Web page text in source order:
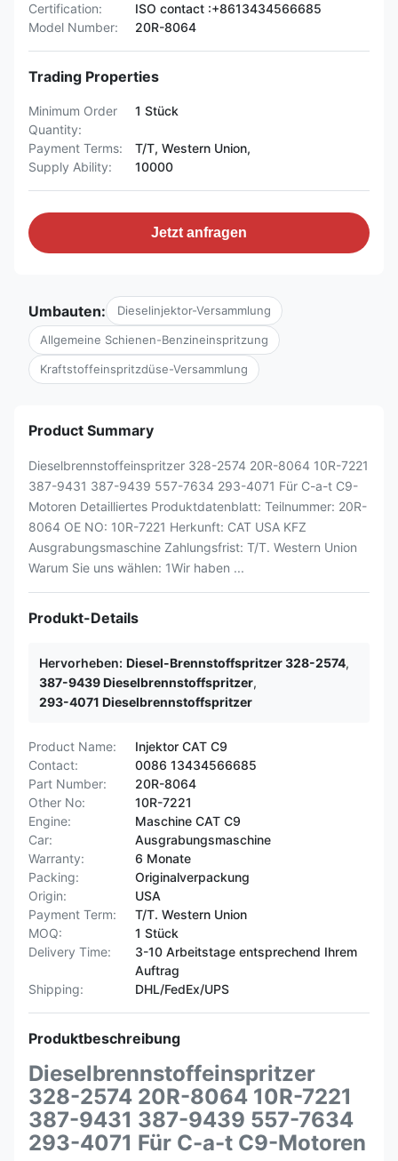
Certification:
ISO contact :+8613434566685
Model Number:
20R-8064
Trading Properties
Minimum Order
Quantity:
1 Stück
Payment Terms:
T/T, Western Union,
Supply Ability:
10000
Jetzt anfragen
Umbauten: Dieselinjektor-Versammlung
Allgemeine Schienen-Benzineinspritzung
Kraftstoffeinspritzdüse-Versammlung
Product Summary
Dieselbrennstoffeinspritzer 328-2574 20R-8064 10R-7221
387-9431 387-9439 557-7634 293-4071 Für C-a-t C9-
Motoren Detailliertes Produktdatenblatt: Teilnummer: 20R-
8064 OE NO: 10R-7221 Herkunft: CAT USA KFZ
Ausgrabungsmaschine Zahlungsfrist: T/T. Western Union
Warum Sie uns wählen: 1Wir haben ...
Produkt-Details
Hervorheben: Diesel-Brennstoffspritzer 328-2574,
387-9439 Dieselbrennstoffspritzer,
293-4071 Dieselbrennstoffspritzer
Product Name:
Injektor CAT C9
Contact:
0086 13434566685
Part Number:
20R-8064
Other No:
10R-7221
Engine:
Maschine CAT C9
Car:
Ausgrabungsmaschine
Warranty:
6 Monate
Packing:
Originalverpackung
Origin:
USA
Payment Term:
T/T. Western Union
MOQ:
1 Stück
Delivery Time:
3-10 Arbeitstage entsprechend Ihrem
Auftrag
Shipping:
DHL/FedEx/UPS
Produktbeschreibung
Dieselbrennstoffeinspritzer
328-2574 20R-8064 10R-7221
387-9431 387-9439 557-7634
293-4071 Für C-a-t C9-Motoren